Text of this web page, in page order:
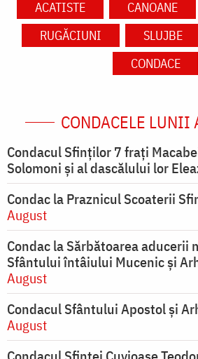
ACATISTE CANOANE
RUGĂCIUNI
SLUJBE
CONDACE
CONDACELE LUNII
Condacul Sfinţilor 7 fraţi
Solomoni şi al dascălului lor
Condac la Praznicul Scoaterii
August
Condac la Sărbătoarea aducerii
Sfântului întâiului Mucenic şi
August
Condacul Sfântului Apostol și
August